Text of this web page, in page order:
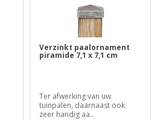
Verzinkt paalornament
piramide 7,1 x 7,1 cm
Ter afwerking van uw
tuinpalen, daarnaast ook
zeer handig aa..